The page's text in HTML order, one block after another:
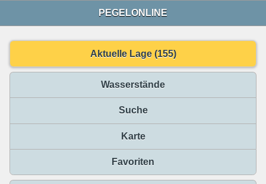
PEGELONLINE
Aktuelle Lage (155)
Wasserstände
Suche
Karte
Favoriten